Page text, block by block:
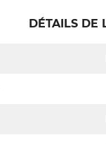
DÉTAILS DE